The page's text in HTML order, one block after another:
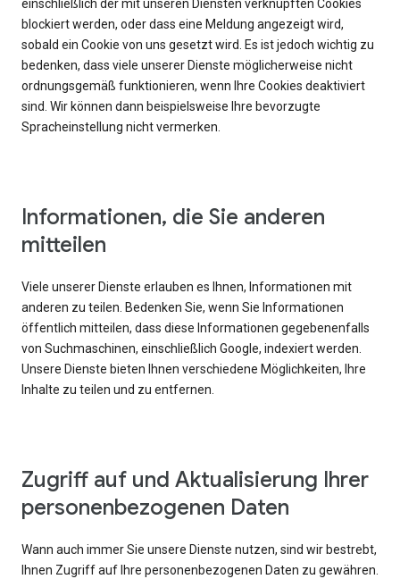
einschließlich der mit unseren Diensten verknüpften Cookies
blockiert werden, oder dass eine Meldung angezeigt wird,
sobald ein Cookie von uns gesetzt wird. Es ist jedoch wichtig zu
bedenken, dass viele unserer Dienste möglicherweise nicht
ordnungsgemäß funktionieren, wenn Ihre Cookies deaktiviert
sind. Wir können dann beispielsweise Ihre bevorzugte
Spracheinstellung nicht vermerken.
Informationen, die Sie anderen
mitteilen
Viele unserer Dienste erlauben es Ihnen, Informationen mit
anderen zu teilen. Bedenken Sie, wenn Sie Informationen
öffentlich mitteilen, dass diese Informationen gegebenenfalls
von Suchmaschinen, einschließlich Google, indexiert werden.
Unsere Dienste bieten Ihnen verschiedene Möglichkeiten, Ihre
Inhalte zu teilen und zu entfernen.
Zugriff auf und Aktualisierung Ihrer
personenbezogenen Daten
Wann auch immer Sie unsere Dienste nutzen, sind wir bestrebt,
Ihnen Zugriff auf Ihre personenbezogenen Daten zu gewähren.